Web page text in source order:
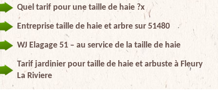
Quel tarif pour une taille de haie ?x
Entreprise taille de haie et arbre sur 51480
WJ Elagage 51 – au service de la taille de haie
Tarif jardinier pour taille de haie et arbuste à Fleury
La Riviere